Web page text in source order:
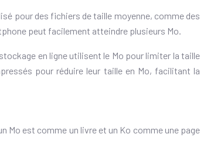
pour des fichiers de taille moyenne, comme des
peut facilement atteindre plusieurs Mo.
en ligne utilisent le Mo pour limiter la taille
pour réduire leur taille en Mo, facilitant la
Mo est comme un livre et un Ko comme une page